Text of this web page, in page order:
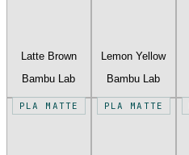
Latte Brown
Bambu Lab
Lemon Yellow
Bambu Lab
PLA MATTE PLA MATTE